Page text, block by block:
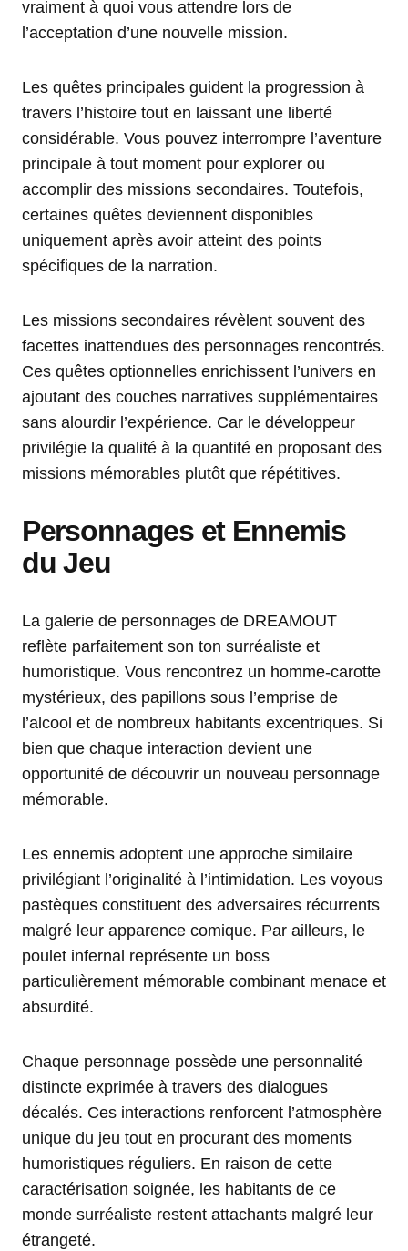
vraiment à quoi vous attendre lors de
l’acceptation d’une nouvelle mission.
Les quêtes principales guident la progression à
travers l’histoire tout en laissant une liberté
considérable. Vous pouvez interrompre l’aventure
principale à tout moment pour explorer ou
accomplir des missions secondaires. Toutefois,
certaines quêtes deviennent disponibles
uniquement après avoir atteint des points
spécifiques de la narration.
Les missions secondaires révèlent souvent des
facettes inattendues des personnages rencontrés.
Ces quêtes optionnelles enrichissent l’univers en
ajoutant des couches narratives supplémentaires
sans alourdir l’expérience. Car le développeur
privilégie la qualité à la quantité en proposant des
missions mémorables plutôt que répétitives.
Personnages et Ennemis
du Jeu
La galerie de personnages de DREAMOUT
reflète parfaitement son ton surréaliste et
humoristique. Vous rencontrez un homme-carotte
mystérieux, des papillons sous l’emprise de
l’alcool et de nombreux habitants excentriques. Si
bien que chaque interaction devient une
opportunité de découvrir un nouveau personnage
mémorable.
Les ennemis adoptent une approche similaire
privilégiant l’originalité à l’intimidation. Les voyous
pastèques constituent des adversaires récurrents
malgré leur apparence comique. Par ailleurs, le
poulet infernal représente un boss
particulièrement mémorable combinant menace et
absurdité.
Chaque personnage possède une personnalité
distincte exprimée à travers des dialogues
décalés. Ces interactions renforcent l’atmosphère
unique du jeu tout en procurant des moments
humoristiques réguliers. En raison de cette
caractérisation soignée, les habitants de ce
monde surréaliste restent attachants malgré leur
étrangeté.